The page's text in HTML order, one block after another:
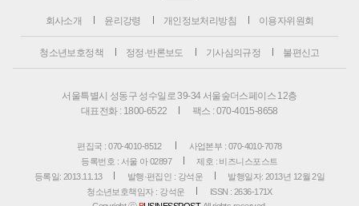
회사소개 윤리강령 개인정보처리방침 이용자위원회
청소년보호정책 정정·반론보도 기사심의규정 불편신고
서울특별시 성동구 성수일로 39-34 서울숲더스페이스 12층
대표전화 : 1800-6522
팩스 : 070-4015-8658
편집국 : 070-4010-8512
사업본부 : 070-4010-7078
등록번호 : 서울 아 02897
제호 : 비즈니스포스트
등록일: 2013.11.13
발행·편집인 : 강석운
발행일자: 2013년 12월 2일
청소년보호책임자 : 강석운
ISSN : 2636-171X